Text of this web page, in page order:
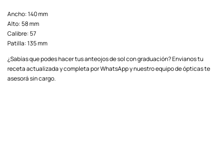
Ancho: 140 mm
Alto: 58 mm
Calibre: 57
Patilla: 135 mm
¿Sabías que podes hacer tus anteojos de sol con graduación? Envianos tu
receta actualizada y completa por WhatsApp y nuestro equipo de ópticas te
asesorá sin cargo.